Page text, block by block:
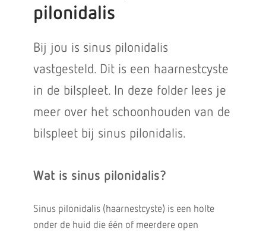
pilonidalis
Bij jou is sinus pilonidalis
vastgesteld. Dit is een haarnestcyste
in de bilspleet. In deze folder lees je
meer over het schoonhouden van de
bilspleet bij sinus pilonidalis.
Wat is sinus pilonidalis?
Sinus pilonidalis (haarnestcyste) is een holte
onder de huid die één of meerdere open